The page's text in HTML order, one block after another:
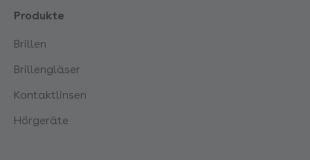
Sindelfingen Breuningerland
Stuttgart Degerloch
Produkte
Brillen
Brillengläser
Kontaktlinsen
Hörgeräte